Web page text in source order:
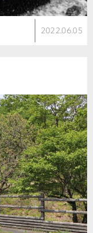
2022.06.05